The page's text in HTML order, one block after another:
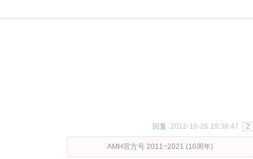
回复 2012-10-26 19:38:47 2
AMH官方号 2011~2021 (10周年)